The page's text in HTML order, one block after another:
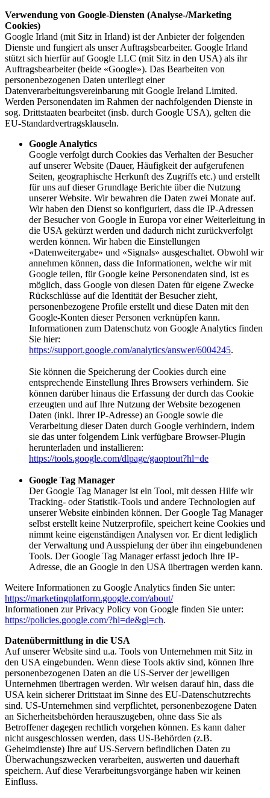
Verwendung von Google-Diensten (Analyse-/Marketing
Cookies)
Google Irland (mit Sitz in Irland) ist der Anbieter der folgenden
Dienste und fungiert als unser Auftragsbearbeiter. Google Irland
stützt sich hierfür auf Google LLC (mit Sitz in den USA) als ihr
Auftragsbearbeiter (beide «Google»). Das Bearbeiten von
personenbezogenen Daten unterliegt einer
Datenverarbeitungsvereinbarung mit Google Ireland Limited.
Werden Personendaten im Rahmen der nachfolgenden Dienste in
sog. Drittstaaten bearbeitet (insb. durch Google USA), gelten die
EU-Standardvertragsklauseln.
Google Analytics
Google verfolgt durch Cookies das Verhalten der Besucher
auf unserer Website (Dauer, Häufigkeit der aufgerufenen
Seiten, geographische Herkunft des Zugriffs etc.) und erstellt
für uns auf dieser Grundlage Berichte über die Nutzung
unserer Website. Wir bewahren die Daten zwei Monate auf.
Wir haben den Dienst so konfiguriert, dass die IP-Adressen
der Besucher von Google in Europa vor einer Weiterleitung in
die USA gekürzt werden und dadurch nicht zurückverfolgt
werden können. Wir haben die Einstellungen
«Datenweitergabe» und «Signals» ausgeschaltet. Obwohl wir
annehmen können, dass die Informationen, welche wir mit
Google teilen, für Google keine Personendaten sind, ist es
möglich, dass Google von diesen Daten für eigene Zwecke
Rückschlüsse auf die Identität der Besucher zieht,
personenbezogene Profile erstellt und diese Daten mit den
Google-Konten dieser Personen verknüpfen kann.
Informationen zum Datenschutz von Google Analytics finden
Sie hier:
https://support.google.com/analytics/answer/6004245.
Sie können die Speicherung der Cookies durch eine
entsprechende Einstellung Ihres Browsers verhindern. Sie
können darüber hinaus die Erfassung der durch das Cookie
erzeugten und auf Ihre Nutzung der Website bezogenen
Daten (inkl. Ihrer IP-Adresse) an Google sowie die
Verarbeitung dieser Daten durch Google verhindern, indem
sie das unter folgendem Link verfügbare Browser-Plugin
herunterladen und installieren:
https://tools.google.com/dlpage/gaoptout?hl=de
Google Tag Manager
Der Google Tag Manager ist ein Tool, mit dessen Hilfe wir
Tracking- oder Statistik-Tools und andere Technologien auf
unserer Website einbinden können. Der Google Tag Manager
selbst erstellt keine Nutzerprofile, speichert keine Cookies und
nimmt keine eigenständigen Analysen vor. Er dient lediglich
der Verwaltung und Ausspielung der über ihn eingebundenen
Tools. Der Google Tag Manager erfasst jedoch Ihre IP-
Adresse, die an Google in den USA übertragen werden kann.
Weitere Informationen zu Google Analytics finden Sie unter:
https://marketingplatform.google.com/about/
Informationen zur Privacy Policy von Google finden Sie unter:
https://policies.google.com/?hl=de&gl=ch.
Datenübermittlung in die USA
Auf unserer Website sind u.a. Tools von Unternehmen mit Sitz in
den USA eingebunden. Wenn diese Tools aktiv sind, können Ihre
personenbezogenen Daten an die US-Server der jeweiligen
Unternehmen übertragen werden. Wir weisen darauf hin, dass die
USA kein sicherer Drittstaat im Sinne des EU-Datenschutzrechts
sind. US-Unternehmen sind verpflichtet, personenbezogene Daten
an Sicherheitsbehörden herauszugeben, ohne dass Sie als
Betroffener dagegen rechtlich vorgehen können. Es kann daher
nicht ausgeschlossen werden, dass US-Behörden (z.B.
Geheimdienste) Ihre auf US-Servern befindlichen Daten zu
Überwachungszwecken verarbeiten, auswerten und dauerhaft
speichern. Auf diese Verarbeitungsvorgänge haben wir keinen
Einfluss.